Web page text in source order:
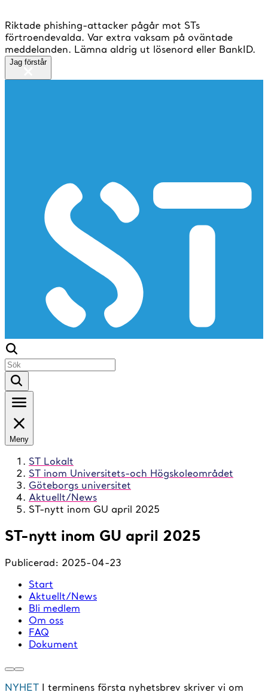
Riktade phishing-attacker pågår mot STs
förtroendevalda. Var extra vaksam på oväntade
meddelanden. Lämna aldrig ut lösenord eller BankID.
Jag förstår
Meny
ST Lokalt
ST inom Universitets-och Högskoleområdet
Göteborgs universitet
Aktuellt/News
ST-nytt inom GU april 2025
ST-nytt inom GU april 2025
Publicerad: 2025-04-23
Start
Aktuellt/News
Bli medlem
Om oss
FAQ
Dokument
NYHET I terminens första nyhetsbrev skriver vi om